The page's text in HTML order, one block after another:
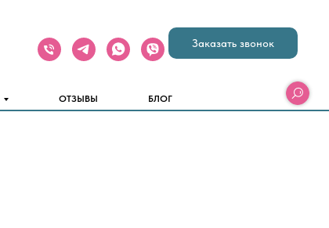
Заказать звонок
ОТЗЫВЫ БЛОГ